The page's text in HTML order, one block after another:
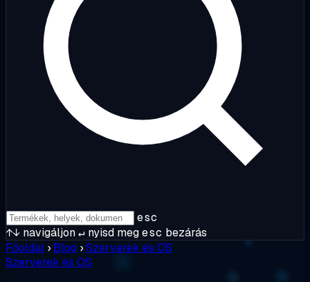
esc
↑↓ navigáljon↵ nyisd megesc bezárás
Főoldal › Blog ›Szerverek és OS
Szerverek és OS